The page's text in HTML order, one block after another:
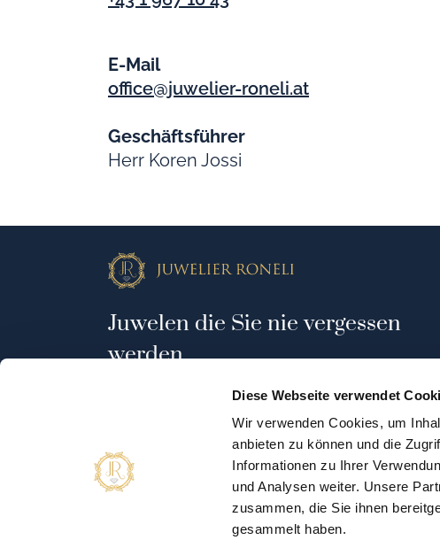
Diese Webseite verwendet
Wir verwenden Cookies, um
anbieten zu können und die
Informationen zu Ihrer
und Analysen weiter. Unsere
zusammen, die Sie ihnen
gesammelt haben.
E-Mail
office@juwelier-roneli.at
Geschäftsführer
Herr Koren Jossi
Juwelen die Sie nie vergessen
werden
Landstraßer Hauptstraße 84
1030 Wien
Österreich